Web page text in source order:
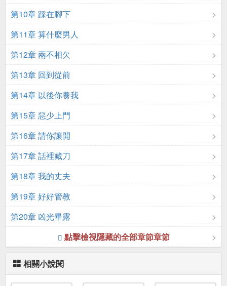
第10章 踩在腳下
第11章 算什麼男人
第12章 兩不相欠
第13章 回到從前
第14章 以後你養我
第15章 惡少上門
第16章 請你讓開
第17章 話裡藏刀
第18章 我的丈夫
第19章 好好管教
第20章 凶光畢露
點擊檢視隱藏的全部章節章節
相關小說閱